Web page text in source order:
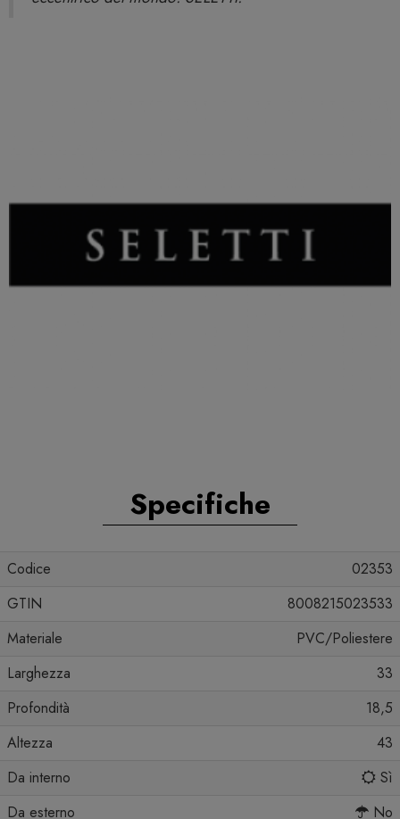
Specifiche
Codice
02353
GTIN
8008215023533
Materiale
PVC/Poliestere
Larghezza
33
Profondità
18,5
Altezza
43
Da interno
Sì
Da esterno
No